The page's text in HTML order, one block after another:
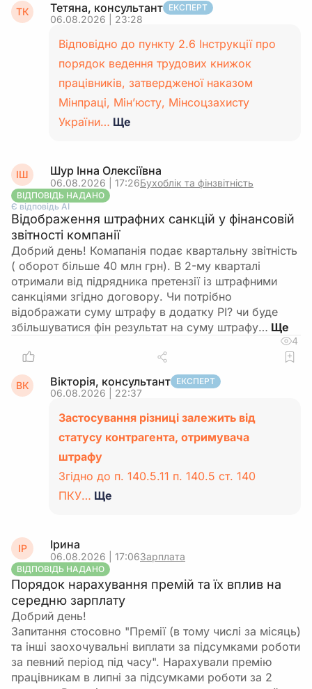
ТК Тетяна, консультант ЕКСПЕРТ
06.08.2026 | 23:28
Відповідно до пункту 2.6 Інструкції про
порядок ведення трудових книжок
працівників, затвердженої наказом
Мінпраці, Мін’юсту, Мінсоцзахисту
України… Ще
ІШ Шур Інна Олексіївна
06.08.2026 | 17:26Бухоблік та фінзвітність
ВІДПОВІДЬ НАДАНО
Є відповідь АІ
Відображення штрафних санкцій у фінансовій
звітності компанії
Добрий день! Комапанія подає квартальну звітність
( оборот більше 40 млн грн). В 2-му кварталі
отримали від підрядника претензії із штрафними
санкціями згідно договору. Чи потрібно
відображати суму штрафу в додатку РІ? чи буде
збільшуватися фін результат на суму штрафу…
4
ВК Вікторія, консультант ЕКСПЕРТ
06.08.2026 | 22:37
Застосування різниці залежить від
статусу контрагента, отримувача
штрафу
Згідно до п. 140.5.11 п. 140.5 ст. 140
ПКУ… Ще
ІР Ірина
06.08.2026 | 17:06Зарплата
ВІДПОВІДЬ НАДАНО
Порядок нарахування премій та їх вплив на
середню зарплату
Добрий день!
Запитання стосовно "Премії (в тому числі за місяць)
та інші заохочувальні виплати за підсумками роботи
за певний період під часу". Нарахували премію
працівникам в липні за підсумками роботи за 2